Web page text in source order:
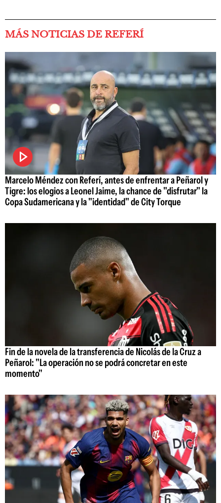
MÁS NOTICIAS DE REFERÍ
Marcelo Méndez con Referí, antes de enfrentar a Peñarol y
Tigre: los elogios a Leonel Jaime, la chance de "disfrutar" la
Copa Sudamericana y la "identidad" de City Torque
Fin de la novela de la transferencia de Nicolás de la Cruz a
Peñarol: "La operación no se podrá concretar en este
momento"